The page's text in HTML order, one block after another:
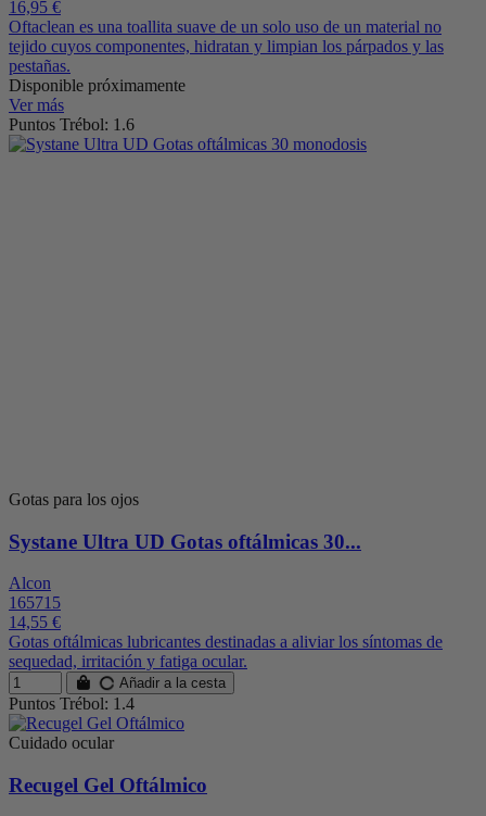
16,95 €
Oftaclean es una toallita suave de un solo uso de un material no
tejido cuyos componentes, hidratan y limpian los párpados y las
pestañas.
Disponible próximamente
Ver más
Puntos Trébol: 1.6
Gotas para los ojos
Systane Ultra UD Gotas oftálmicas 30...
Alcon
165715
14,55 €
Gotas oftálmicas lubricantes destinadas a aliviar los síntomas de
sequedad, irritación y fatiga ocular.
Añadir a la cesta
Puntos Trébol: 1.4
Cuidado ocular
Recugel Gel Oftálmico